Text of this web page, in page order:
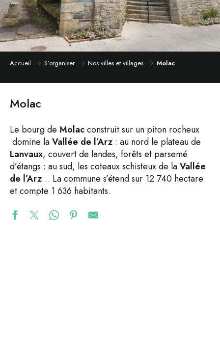
Accueil S’organiser Nos villes et villages Molac
Molac
Le bourg de Molacconstruit sur un piton rocheux
domine laVallée de l’Arz : au nord le plateau de
Lanvaux, couvert de landes, forêts et parsemé
d’étangs : au sud, les coteaux schisteux de laVallée
de l’Arz… La commune s’étend sur 12 740 hectare
et compte 1 636 habitants.